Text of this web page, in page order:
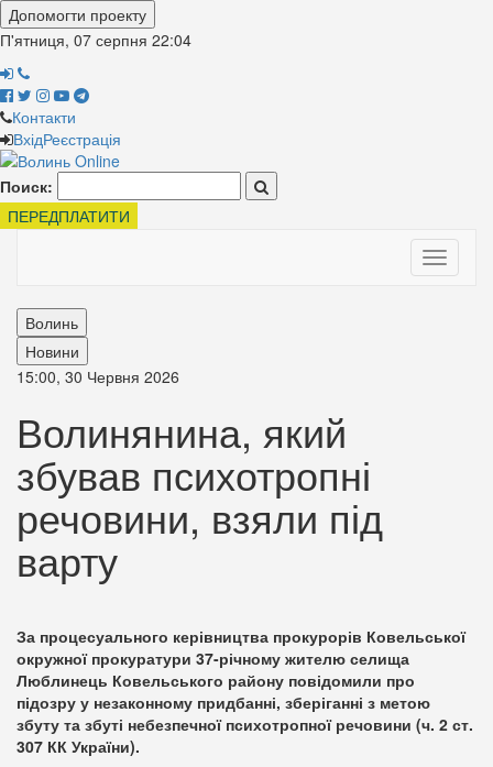
Допомогти проекту
П'ятниця, 07 серпня 22:04
Контакти
ВхідРеєстрація
Поиск:
ПЕРЕДПЛАТИТИ
Toggle
Волинь
Новини
15:00, 30 Червня 2026
Волинянина, який
збував психотропні
речовини, взяли під
варту
За процесуального керівництва прокурорів Ковельської
окружної прокуратури 37-річному жителю селища
Люблинець Ковельського району повідомили про
підозру у незаконному придбанні, зберіганні з метою
збуту та збуті небезпечної психотропної речовини (ч. 2 ст.
307 КК України).